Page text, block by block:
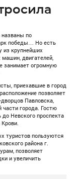
названы по
победы… Но есть
из крупнейших
машин, двигателей,
занимает огромную
приехавшие в город
позволяет
Павловска,
части города. Гостю
Невского проспекта
Крови.
туристов пользуются
района г.
позволяет
и увеличить